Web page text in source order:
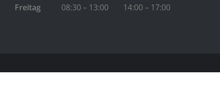
Freitag
08:30 – 13:00 14:00 – 17:00